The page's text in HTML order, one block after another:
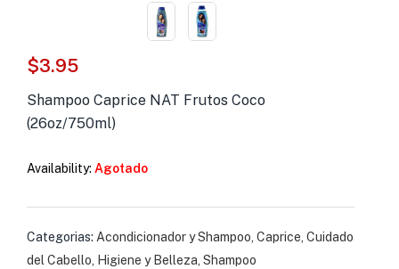
$3.95
Shampoo Caprice NAT Frutos Coco
(26oz/750ml)
Availability: Agotado
Categorias: Acondicionador y Shampoo, Caprice, Cuidado
del Cabello, Higiene y Belleza, Shampoo